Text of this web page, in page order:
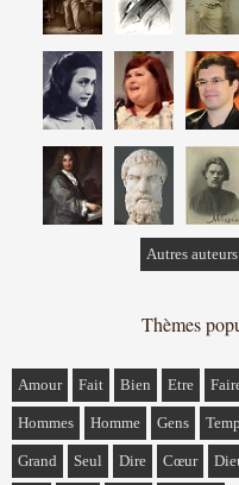
Autres
Thèmes
Amour Fait Bien Etre
Hommes Homme Gens
Grand Seul Dire Cœur